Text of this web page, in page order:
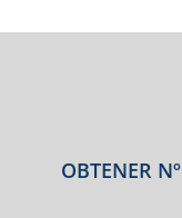
OBTENER